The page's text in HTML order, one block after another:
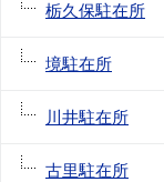
栃久保駐在所
境駐在所
川井駐在所
古里駐在所